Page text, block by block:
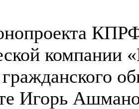
компании
Игорь